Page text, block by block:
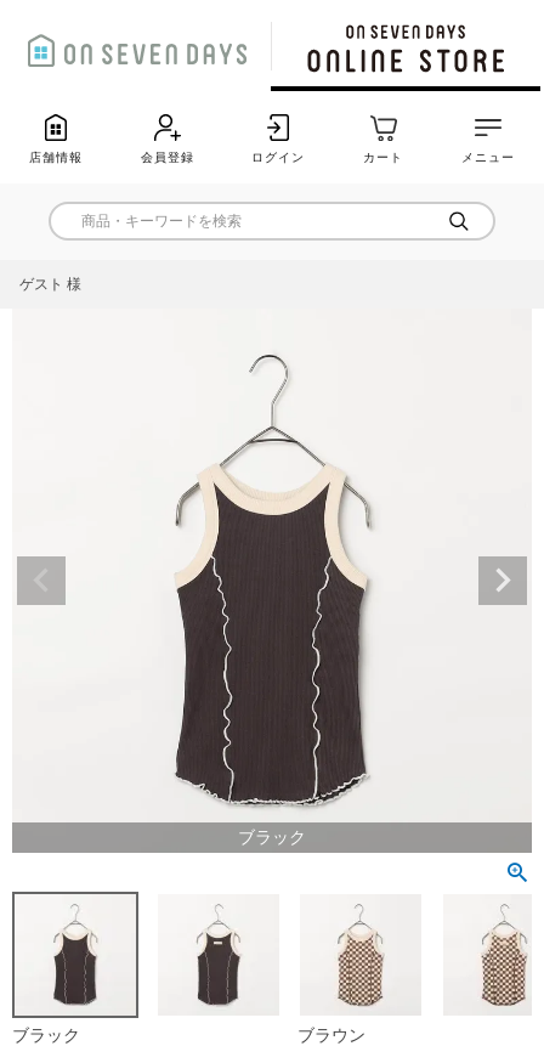
店舗情報 会員登録 ログイン カート メニュー
ゲスト 様
ブラック
ブラック ブラウン